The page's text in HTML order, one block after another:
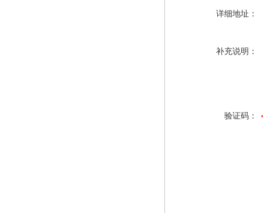
详细地址：
补充说明：
验证码：